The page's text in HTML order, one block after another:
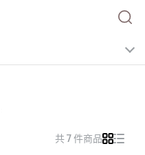
共 7 件商品